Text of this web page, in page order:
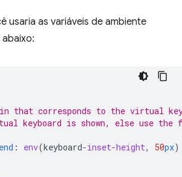
usaria as variáveis de ambiente
that corresponds to the virtual
keyboard is shown, else use the
: env(keyboard-inset-height, 50px